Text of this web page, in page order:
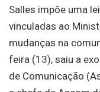
Salles impõe uma
vinculadas ao
mudanças na
feira (13), saiu a
de Comunicação